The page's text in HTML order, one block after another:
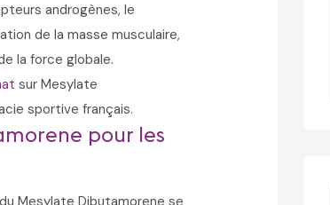
androgènes, le
de la masse musculaire,
la force globale.
sur Mesylate
sportive français.
pour les